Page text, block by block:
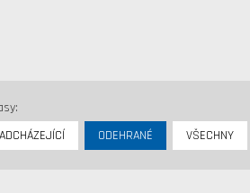
ODEHRANÉ VŠECHNY